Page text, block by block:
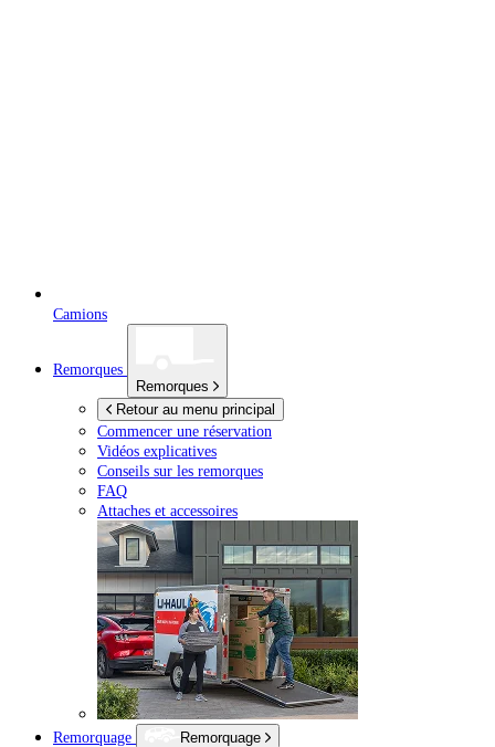
Camions
Remorques
Remorques
Retour au menu principal
Commencer une réservation
Vidéos explicatives
Conseils sur les remorques
FAQ
Attaches et accessoires
Remorquage
Remorquage